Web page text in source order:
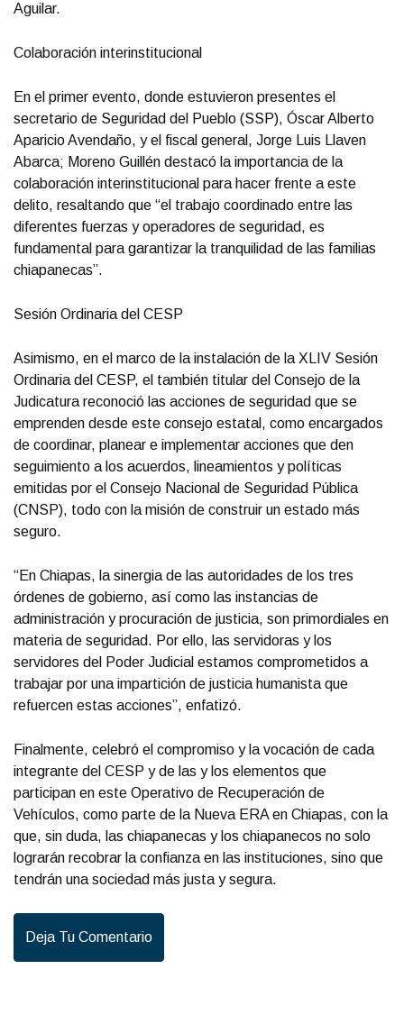
Aguilar.
Colaboración interinstitucional
En el primer evento, donde estuvieron presentes el
secretario de Seguridad del Pueblo (SSP), Óscar Alberto
Aparicio Avendaño, y el fiscal general, Jorge Luis Llaven
Abarca; Moreno Guillén destacó la importancia de la
colaboración interinstitucional para hacer frente a este
delito, resaltando que “el trabajo coordinado entre las
diferentes fuerzas y operadores de seguridad, es
fundamental para garantizar la tranquilidad de las familias
chiapanecas”.
Sesión Ordinaria del CESP
Asimismo, en el marco de la instalación de la XLIV Sesión
Ordinaria del CESP, el también titular del Consejo de la
Judicatura reconoció las acciones de seguridad que se
emprenden desde este consejo estatal, como encargados
de coordinar, planear e implementar acciones que den
seguimiento a los acuerdos, lineamientos y políticas
emitidas por el Consejo Nacional de Seguridad Pública
(CNSP), todo con la misión de construir un estado más
seguro.
“En Chiapas, la sinergia de las autoridades de los tres
órdenes de gobierno, así como las instancias de
administración y procuración de justicia, son primordiales en
materia de seguridad. Por ello, las servidoras y los
servidores del Poder Judicial estamos comprometidos a
trabajar por una impartición de justicia humanista que
refuercen estas acciones”, enfatizó.
Finalmente, celebró el compromiso y la vocación de cada
integrante del CESP y de las y los elementos que
participan en este Operativo de Recuperación de
Vehículos, como parte de la Nueva ERA en Chiapas, con la
que, sin duda, las chiapanecas y los chiapanecos no solo
lograrán recobrar la confianza en las instituciones, sino que
tendrán una sociedad más justa y segura.
Deja Tu Comentario